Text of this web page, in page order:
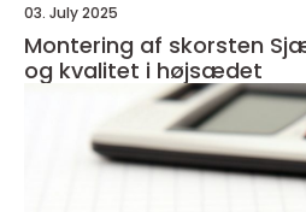
03. July 2025
Montering af skorsten
og kvalitet i højsædet